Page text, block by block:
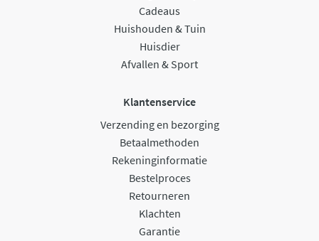
Cadeaus
Huishouden & Tuin
Huisdier
Afvallen & Sport
Klantenservice
Verzending en bezorging
Betaalmethoden
Rekeninginformatie
Bestelproces
Retourneren
Klachten
Garantie